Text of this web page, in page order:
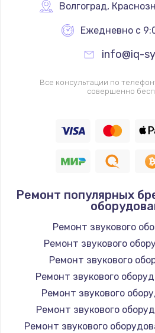
Волгоград,
Ежедневно с
info@iq-
Все консультации по
совершенно
Ремонт популярных
Ремонт звукового
Ремонт звукового
Ремонт звукового
Ремонт звукового
Ремонт звукового
Ремонт звукового
Ремонт звукового